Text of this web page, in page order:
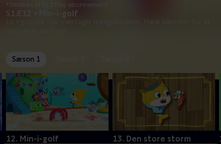
S1:E12 • Min-i-golf
En egoistisk fisk overtager minigolfbanen. Hank kæmper for at
*tilkøbes til TV 2 Play abonnement
Sæson 1
12. Min-i-golf 13. Den store storm